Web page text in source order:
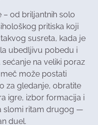
– od briljantnih solo
pritiska koji
susreta, kada je
ubedljivu pobedu i
na veliki poraz
može postati
za gledanje, obratite
igre, izbor formacija i
slomi ritam drugog —
duel.